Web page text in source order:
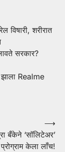
विषारी, शरीरात
सरकार?
झाला Realme
बँकेने ‘सॉलिटेअर’
केला लाँच!
⟶